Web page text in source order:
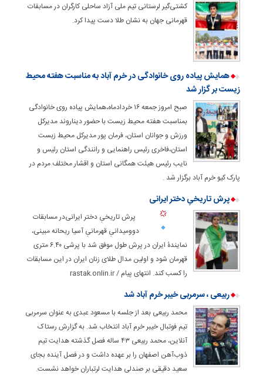
کشتی‌گیر لرستانی تیم ملی آزاد ساحلی کارگران در مسابقات
قهرمانی جهان به نشان طلا دست پیدا کرد.
همایش پیاده روی خانوادگی در خرم آباد به مناسبت هفته محیط
زیست بر گزار شد
صبح امروز جمعه ۱۶ خردادماه،همایش پیاده روی خانوادگی
بمناسبت هفته محیط زیست با حضور دیناروند مدیرکل
ورزش و جوانان استان، فرمان پور مدیرکل محیط زبست
استان،فاخری رئیس راهنمایی و رانندگی استان رئیس و
نایب رئیس هیئت همگانی استان و اقشار مختلف مردم در
پارک کیو خرم آباد برگزار شد .
پرش تاریخیِ دختر ایرانی
پرش تاریخیِ دختر ایرانیدر مسابقات
دوومیدانیِ قهرمانیِ آسیا ریحانه مبینی،
نمایندۀ ایران در پرش طول موفق شد با پرشی ۶.۴۰ متری
قهرمان شود و اولین مدال طلای زنان ایران در این مسابقات
را کسب کند. انتهای پیام / rastak.onlin.ir
ربیعی ، سرمربی خیبر خرم آباد شد
محمد ربیعی بعد از جلسه با مسعود عبدی به عنوان سرمربی
تیم فوتبال خیبر خرم آباد انتخاب شد. به گزارش رستاک
آنلاین، محمد ربیعی ۴۳ ساله فصل گذشته هدایت تیم
ذوب‌آهن اصفهان را بر عهده داشت و در فصل آینده بجای
سعید دقیقی بر صندلی هدایت لرتباران خواهد نشست.